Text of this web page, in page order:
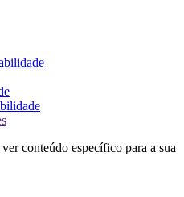
conteúdo específico para a sua